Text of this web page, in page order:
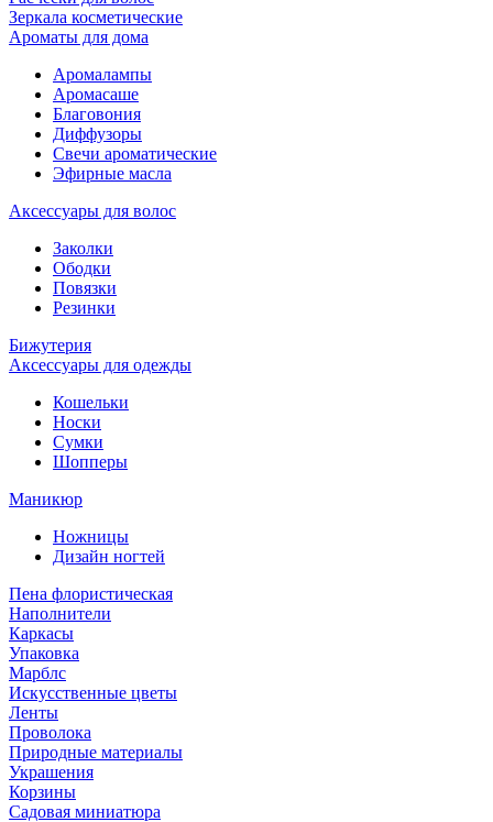
Зеркала косметические
Ароматы для дома
Аромалампы
Аромасаше
Благовония
Диффузоры
Свечи ароматические
Эфирные масла
Аксессуары для волос
Заколки
Ободки
Повязки
Резинки
Бижутерия
Аксессуары для одежды
Кошельки
Носки
Сумки
Шопперы
Маникюр
Ножницы
Дизайн ногтей
Пена флористическая
Наполнители
Каркасы
Упаковка
Марблс
Искусственные цветы
Ленты
Проволока
Природные материалы
Украшения
Корзины
Садовая миниатюра